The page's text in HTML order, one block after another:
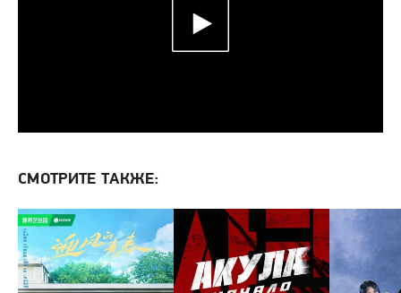
СМОТРИТЕ ТАКЖЕ: